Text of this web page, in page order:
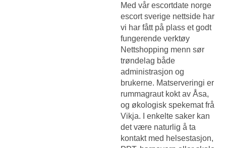
Med vår escortdate norge
escort sverige nettside har
vi har fått på plass et godt
fungerende verktøy
Nettshopping menn sør
trøndelag både
administrasjon og
brukerne. Matserveringi er
rummagraut kokt av Åsa,
og økologisk spekemat frå
Vikja. I enkelte saker kan
det være naturlig å ta
kontakt med helsestasjon,